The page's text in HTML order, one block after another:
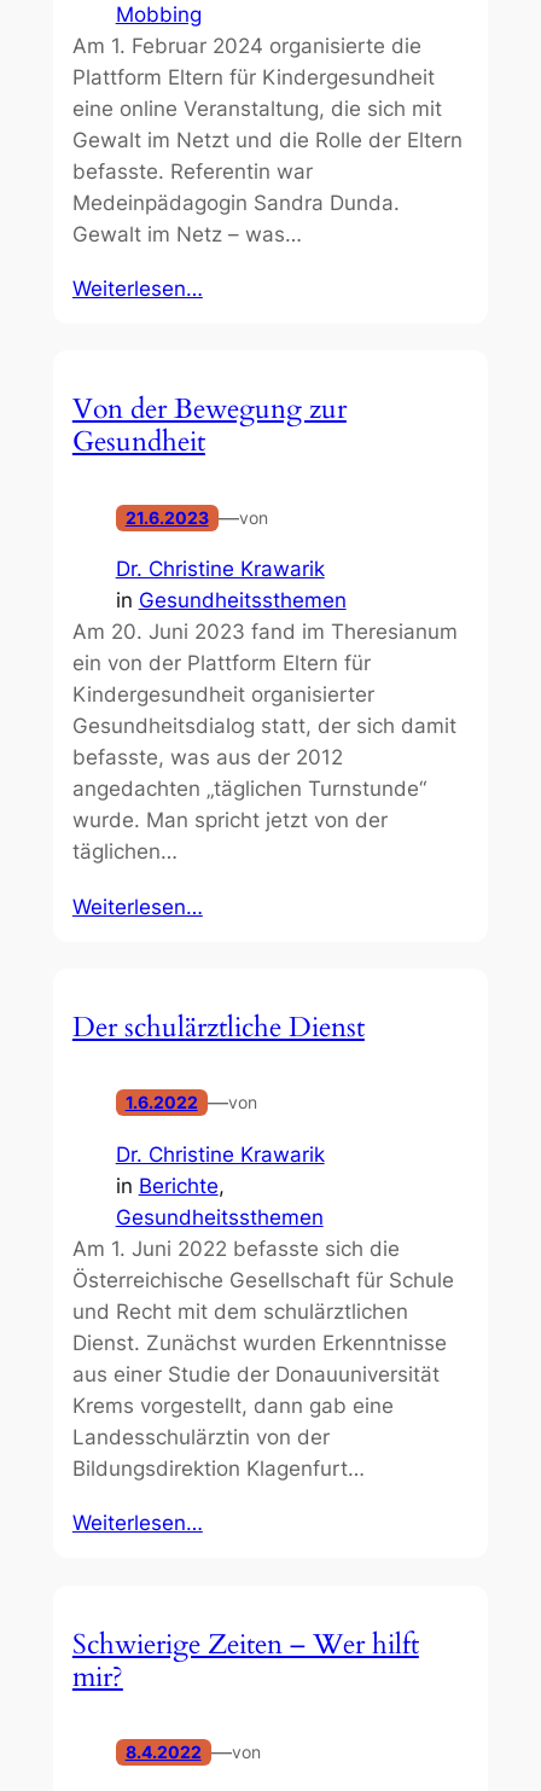
Mobbing
Am 1. Februar 2024 organisierte die
Plattform Eltern für Kindergesundheit
eine online Veranstaltung, die sich mit
Gewalt im Netzt und die Rolle der Eltern
befasste. Referentin war
Medeinpädagogin Sandra Dunda.
Gewalt im Netz – was…
Weiterlesen…
Von der Bewegung zur
Gesundheit
21.6.2023 —von
Dr. Christine Krawarik
in Gesundheitssthemen
Am 20. Juni 2023 fand im Theresianum
ein von der Plattform Eltern für
Kindergesundheit organisierter
Gesundheitsdialog statt, der sich damit
befasste, was aus der 2012
angedachten „täglichen Turnstunde“
wurde. Man spricht jetzt von der
täglichen…
Weiterlesen…
Der schulärztliche Dienst
1.6.2022 —von
Dr. Christine Krawarik
in Berichte
Gesundheitssthemen
Am 1. Juni 2022 befasste sich die
Österreichische Gesellschaft für Schule
und Recht mit dem schulärztlichen
Dienst. Zunächst wurden Erkenntnisse
aus einer Studie der Donauuniversität
Krems vorgestellt, dann gab eine
Landesschulärztin von der
Bildungsdirektion Klagenfurt…
Weiterlesen…
Schwierige Zeiten – Wer hilft
mir?
8.4.2022 —von